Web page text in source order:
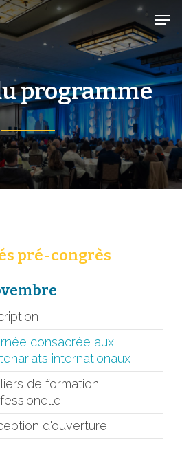
programme
pré-congrès
consacrée aux
internationaux
de formation
d'ouverture